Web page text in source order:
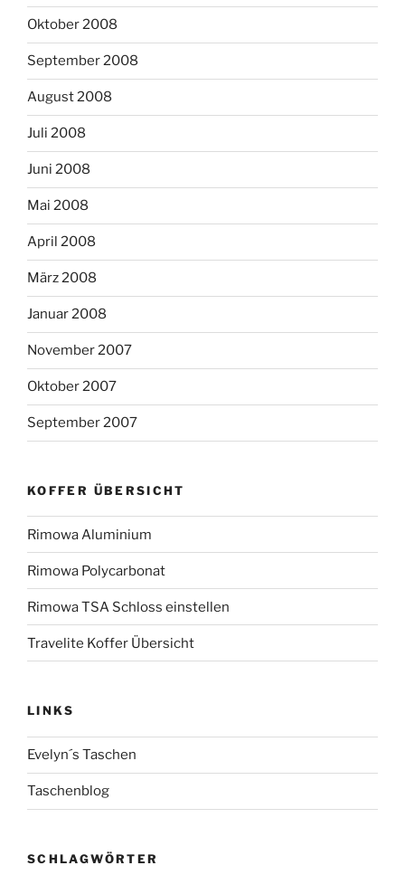
Oktober 2008
September 2008
August 2008
Juli 2008
Juni 2008
Mai 2008
April 2008
März 2008
Januar 2008
November 2007
Oktober 2007
September 2007
KOFFER ÜBERSICHT
Rimowa Aluminium
Rimowa Polycarbonat
Rimowa TSA Schloss einstellen
Travelite Koffer Übersicht
LINKS
Evelyn´s Taschen
Taschenblog
SCHLAGWÖRTER